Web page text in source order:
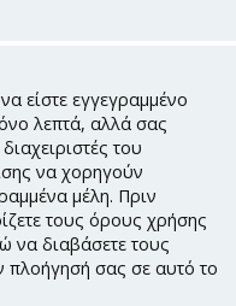
είστε εγγεγραμμένο
λεπτά, αλλά σας
του
να χορηγούν
μέλη. Πριν
τους όρους χρήσης
να διαβάσετε τους
πλοήγησή σας σε αυτό το